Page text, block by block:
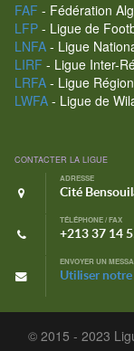
FAF - Fédération
LFP- Ligue de
LNFA- Ligue
LIRF - Ligue Inter-
LRFA- Ligue
LWFA- Ligue de
CONTACTER LA LIGUE
ADRESSE
Cité
TÉLÉPHONE / FAX
+213 37 14
ENVOYER UN
Utiliser
© 2015 - 2023